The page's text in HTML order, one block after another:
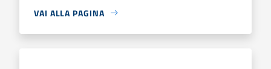
VAI ALLA PAGINA